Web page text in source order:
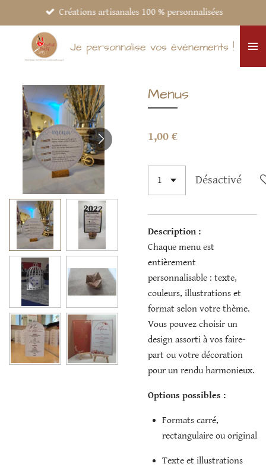
au
contenu
principal
Je personnalise vos événements !
Créations artisanales 100 % personnalisées
Menus
1,00 €
Désactivé
Description :
Chaque menu est
entièrement
personnalisable : texte,
couleurs, illustrations et
format selon votre thème.
Vous pouvez choisir un
design assorti à vos faire-
part ou votre décoration
pour un rendu harmonieux.
Options possibles :
Formats carré,
rectangulaire ou original
Texte et illustrations